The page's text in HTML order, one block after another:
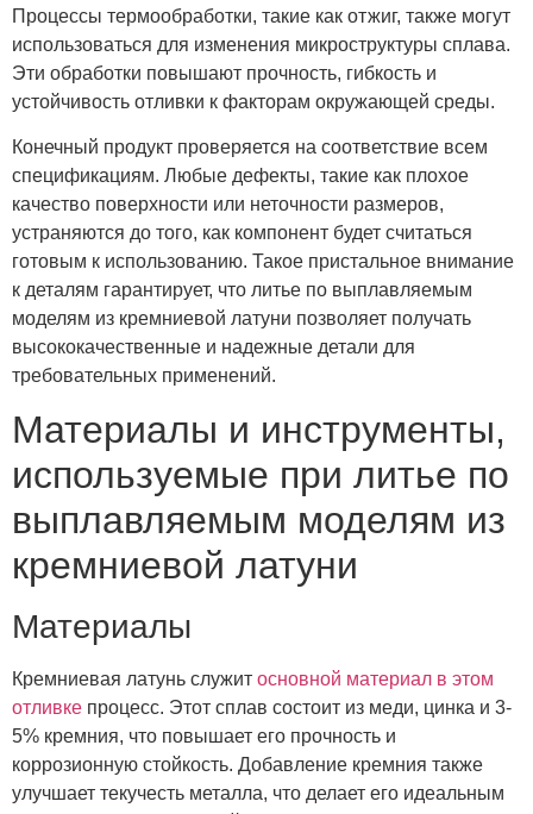
Процессы термообработки, такие как отжиг, также могут
использоваться для изменения микроструктуры сплава.
Эти обработки повышают прочность, гибкость и
устойчивость отливки к факторам окружающей среды.
Конечный продукт проверяется на соответствие всем
спецификациям. Любые дефекты, такие как плохое
качество поверхности или неточности размеров,
устраняются до того, как компонент будет считаться
готовым к использованию. Такое пристальное внимание
к деталям гарантирует, что литье по выплавляемым
моделям из кремниевой латуни позволяет получать
высококачественные и надежные детали для
требовательных применений.
Материалы и инструменты,
используемые при литье по
выплавляемым моделям из
кремниевой латуни
Материалы
Кремниевая латунь служит основной материал в этом
отливке процесс. Этот сплав состоит из меди, цинка и 3-
5% кремния, что повышает его прочность и
коррозионную стойкость. Добавление кремния также
улучшает текучесть металла, что делает его идеальным